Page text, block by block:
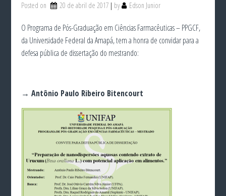
Posted on 20 de abril de 2017 by Edson Junior
O Programa de Pós-Graduação em Ciências Farmacêuticas – PPGCF,
da Universidade Federal da Amapá, tem a honra de convidar para a
defesa pública de dissertação do mestrando:
→ Antônio Paulo Ribeiro Bitencourt